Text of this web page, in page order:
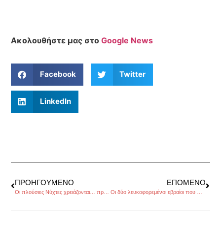
Ακολουθήστε μας στοGoogle News
Facebook Twitter
LinkedIn
ΠΡΟΗΓΟΎΜΕΝΟ ΕΠΌΜΕΝΟ